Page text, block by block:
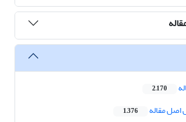
2,170
اصل مقاله 1,376